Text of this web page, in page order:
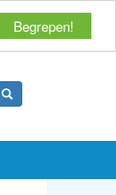
Begrepen!
Search